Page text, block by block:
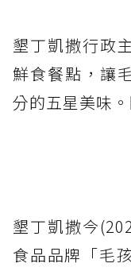
墾丁凱撒行政
鮮食餐點，讓
分的五星美味
墾丁凱撒今
食品品牌「毛